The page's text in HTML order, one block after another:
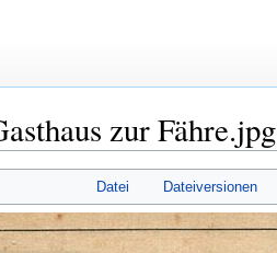
zur Fähre.jpg
Datei Dateiversionen